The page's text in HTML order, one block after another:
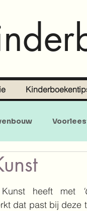
en zoekboeken
heeft met
dat past bij deze